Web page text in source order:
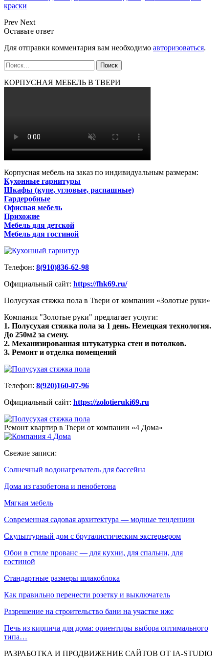
краски
Prev Next
Оставьте ответ
Для отправки комментария вам необходимо авторизоваться.
КОРПУСНАЯ МЕБЕЛЬ В ТВЕРИ
Корпусная мебель на заказ по индивидуальным размерам:
Кухонные гарнитуры
Шкафы (купе, угловые, распашные)
Гардеробные
Офисная мебель
Прихожие
Мебель для детской
Мебель для гостиной
Телефон: 8(910)836-62-98
Официальный сайт: https://fhk69.ru/
Полусухая стяжка пола в Твери от компании «Золотые руки»
Компания "Золотые руки" предлагает услуги:
1. Полусухая стяжка пола за 1 день. Немецкая технология.
До 250м2 за смену.
2. Механизированная штукатурка стен и потолков.
3. Ремонт и отделка помещений
Телефон: 8(920)160-07-96
Официальный сайт: https://zolotieruki69.ru
Ремонт квартир в Твери от компании «4 Дома»
Свежие записи:
Солнечный водонагреватель для бассейна
Дома из газобетона и пенобетона
Мягкая мебель
Современная садовая архитектура — модные тенденции
Скульптурный дом с бруталистическим экстерьером
Обои в стиле прованс — для кухни, для спальни, для
гостиной
Стандартные размеры шлакоблока
Как правильно перенести розетку и выключатель
Разрешение на строительство бани на участке ижс
Печь из кирпича для дома: ориентиры выбора оптимального
типа…
РАЗРАБОТКА И ПРОДВИЖЕНИЕ САЙТОВ ОТ IA-STUDIO